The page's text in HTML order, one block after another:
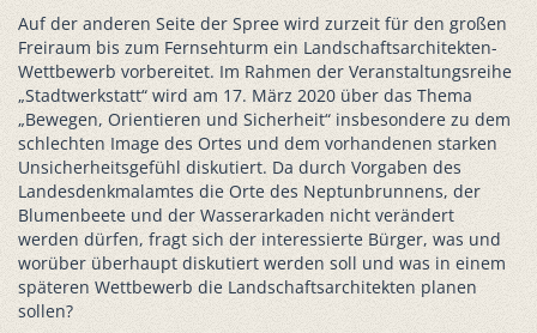
Auf der anderen Seite der Spree wird zurzeit für den großen
Freiraum bis zum Fernsehturm ein Landschaftsarchitekten-
Wettbewerb vorbereitet. Im Rahmen der Veranstaltungsreihe
„Stadtwerkstatt“ wird am 17. März 2020 über das Thema
„Bewegen, Orientieren und Sicherheit“ insbesondere zu dem
schlechten Image des Ortes und dem vorhandenen starken
Unsicherheitsgefühl diskutiert. Da durch Vorgaben des
Landesdenkmalamtes die Orte des Neptunbrunnens, der
Blumenbeete und der Wasserarkaden nicht verändert
werden dürfen, fragt sich der interessierte Bürger, was und
worüber überhaupt diskutiert werden soll und was in einem
späteren Wettbewerb die Landschaftsarchitekten planen
sollen?